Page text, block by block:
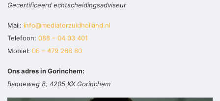
Gecertificeerd echtscheidingsadviseur
Mail: info@mediatorzuidholland.nl
Telefoon: 088 – 04 03 401
Mobiel: 06 – 479 266 80
Ons adres in Gorinchem:
Banneweg 8, 4205 KX Gorinchem